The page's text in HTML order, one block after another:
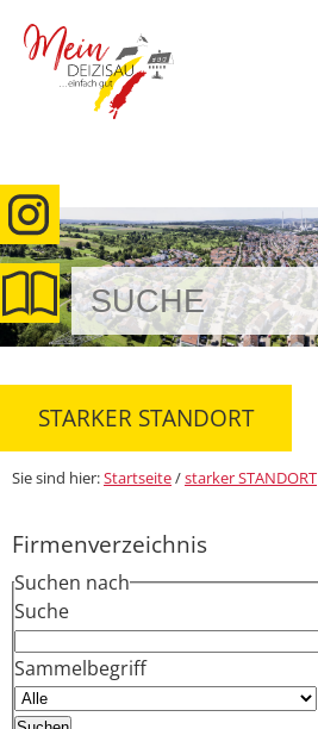
STARKER STANDORT
Sie sind hier:Startseite/starker STANDORT
Firmenverzeichnis
Suchen nach
Suche
Sammelbegriff